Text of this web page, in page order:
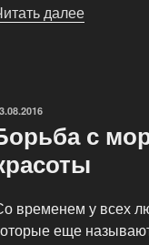
далее
с
временем у всех
еще